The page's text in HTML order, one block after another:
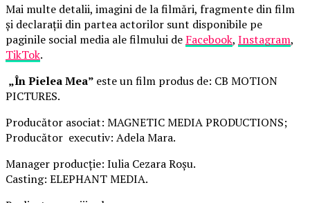
Mai multe detalii, imagini de la filmări, fragmente din film
și declarații din partea actorilor sunt disponibile pe
paginile social media ale filmului de Facebook, Instagram,
TikTok.
„În Pielea Mea” este un film produs de: CB MOTION
PICTURES.
Producător asociat: MAGNETIC MEDIA PRODUCTIONS;
Producător executiv: Adela Mara.
Manager producție: Iulia Cezara Roșu.
Casting: ELEPHANT MEDIA.